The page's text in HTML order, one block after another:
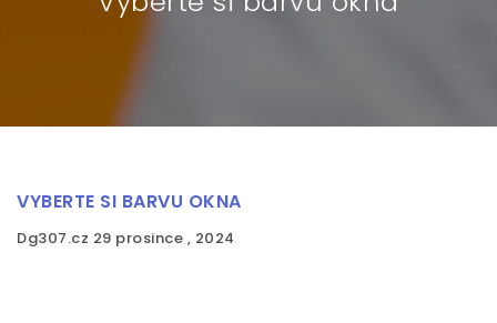
VYBERTE SI BARVU OKNA
Dg307.cz 29 prosince , 2024